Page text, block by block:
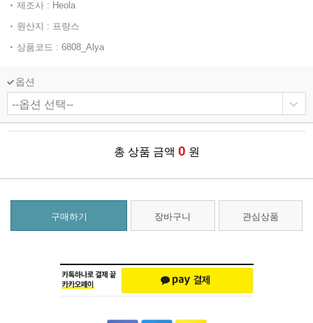
제조사 : Heola
원산지 : 프랑스
상품코드 : 6808_Alya
옵션
총 상품 금액 0 원
구매하기 장바구니 관심상품